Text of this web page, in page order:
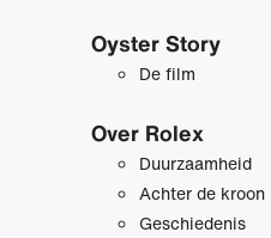
Oyster Story
De film
Over Rolex
Duurzaamheid
Achter de kroon
Geschiedenis